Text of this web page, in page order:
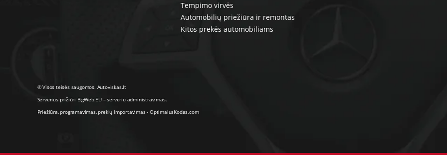
Tempimo virvės
Automobilių priežiūra ir remontas
Kitos prekės automobiliams
© Visos teisės saugomos. Autoviskas.lt
Serverius prižiūri BigWeb.EU–serverių administravimas.
Priežiūra, programavimas,prekių importavimas- OptimalusKodas.com